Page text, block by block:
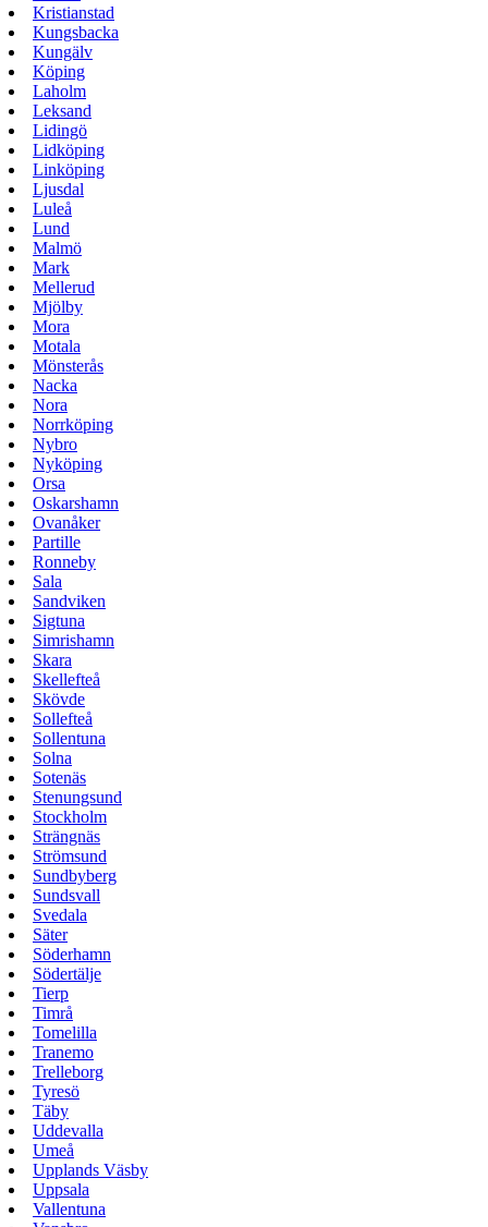
Kristianstad
Kungsbacka
Kungälv
Köping
Laholm
Leksand
Lidingö
Lidköping
Linköping
Ljusdal
Luleå
Lund
Malmö
Mark
Mellerud
Mjölby
Mora
Motala
Mönsterås
Nacka
Nora
Norrköping
Nybro
Nyköping
Orsa
Oskarshamn
Ovanåker
Partille
Ronneby
Sala
Sandviken
Sigtuna
Simrishamn
Skara
Skellefteå
Skövde
Sollefteå
Sollentuna
Solna
Sotenäs
Stenungsund
Stockholm
Strängnäs
Strömsund
Sundbyberg
Sundsvall
Svedala
Säter
Söderhamn
Södertälje
Tierp
Timrå
Tomelilla
Tranemo
Trelleborg
Tyresö
Täby
Uddevalla
Umeå
Upplands Väsby
Uppsala
Vallentuna